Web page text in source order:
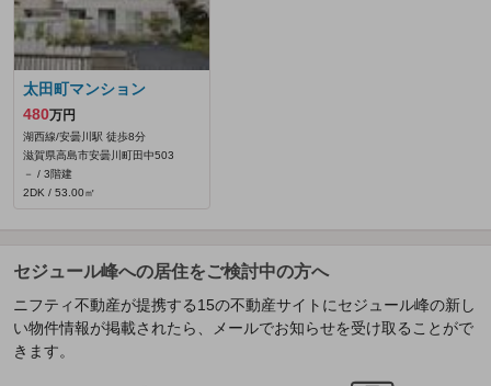
太田町マンション
480万円
湖西線/安曇川駅 徒歩8分
滋賀県高島市安曇川町田中503
－ / 3階建
2DK / 53.00㎡
セジュール峰への居住をご検討中の方へ
ニフティ不動産が提携する15の不動産サイトにセジュール峰の新し
い物件情報が掲載されたら、メールでお知らせを受け取ることがで
きます。